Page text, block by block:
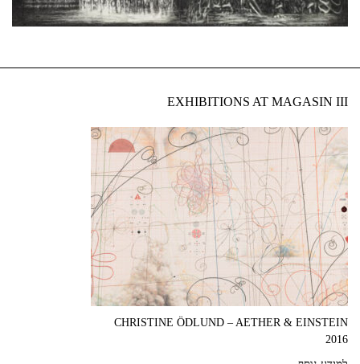
EXHIBITIONS AT MAGASIN III
CHRISTINE ÖDLUND – AETHER & EINSTEIN
2016